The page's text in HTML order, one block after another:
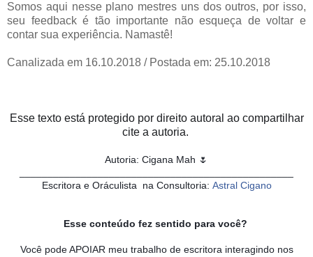
Somos aqui nesse plano mestres uns dos outros, por isso,
seu feedback é tão importante não esqueça de voltar e
contar sua experiência. Namastê!
Canalizada em 16.10.2018 / Postada em: 25.10.2018
Esse texto está protegido por direito autoral ao compartilhar
cite a autoria.
Autoria: Cigana Mah 🌷
Escritora e Oráculista na Consultoria: Astral Cigano
Esse conteúdo fez sentido para você?
Você pode APOIAR meu trabalho de escritora interagindo nos